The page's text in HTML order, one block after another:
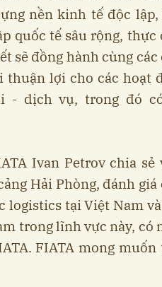
nền kinh tế độc
quốc tế sâu rộng,
sẽ đồng hành cùng
thuận lợi cho các hoạt
- dịch vụ, trong đó
Ivan Petrov chia
Hải Phòng, đánh
logistics tại Việt Nam
trong lĩnh vực này, có
FIATA mong